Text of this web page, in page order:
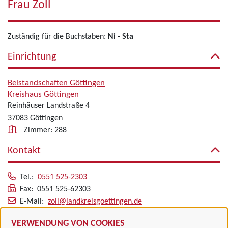
VERWENDUNG VON COOKIES
Frau Zoll
Zuständig für die Buchstaben: Ni - Sta
Einrichtung
Beistandschaften Göttingen
Kreishaus Göttingen
Reinhäuser Landstraße 4
37083 Göttingen
Zimmer: 288
Kontakt
Tel.: 0551 525-2303
Fax: 0551 525-62303
E-Mail: zoll@landkreisgoettingen.de
Alle zugeordneten Einrichtungen